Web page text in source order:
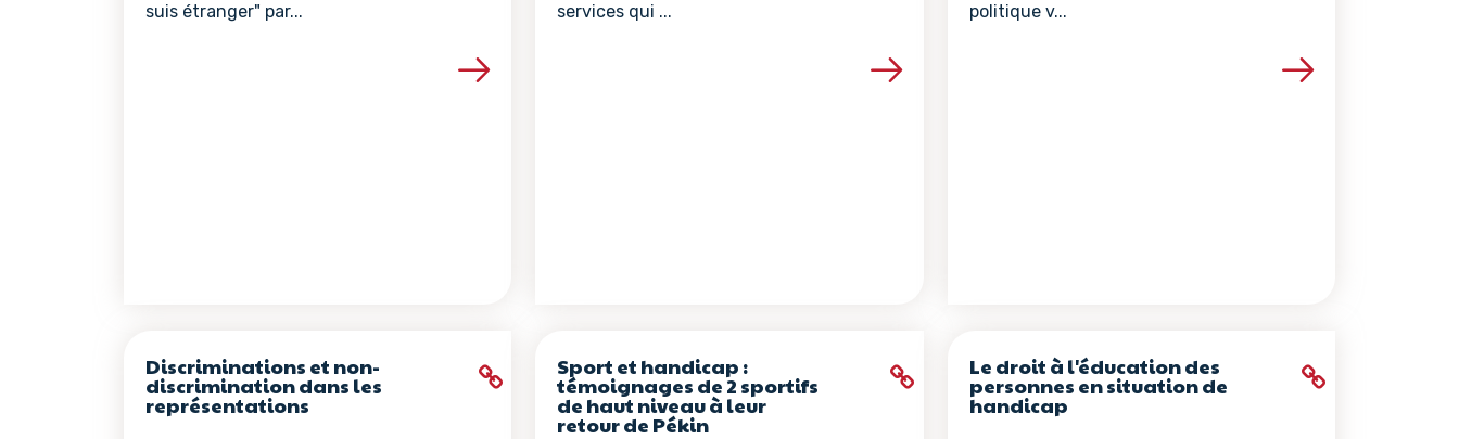
suis étranger" par...
Voir les détails de la ressource
services qui ...
Voir les détails de la ressource
politique v...
Voir les détails de la ressource
Discriminations et non-
discrimination dans les
représentations
Sport et handicap :
témoignages de 2 sportifs
de haut niveau à leur
retour de Pékin
Le droit à l'éducation des
personnes en situation de
handicap